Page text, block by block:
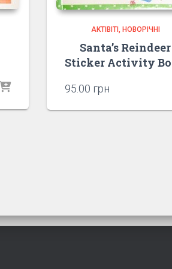
АКТІВІТІ НОВОРІЧНІ
Santa’s Reindeer
Sticker Activity
95.00 грн